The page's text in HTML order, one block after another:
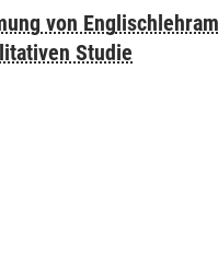
von
Studie